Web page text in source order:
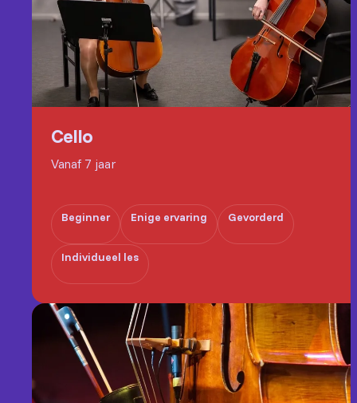
Cello
Vanaf 7 jaar
Beginner Enige ervaring Gevorderd
Individueel les